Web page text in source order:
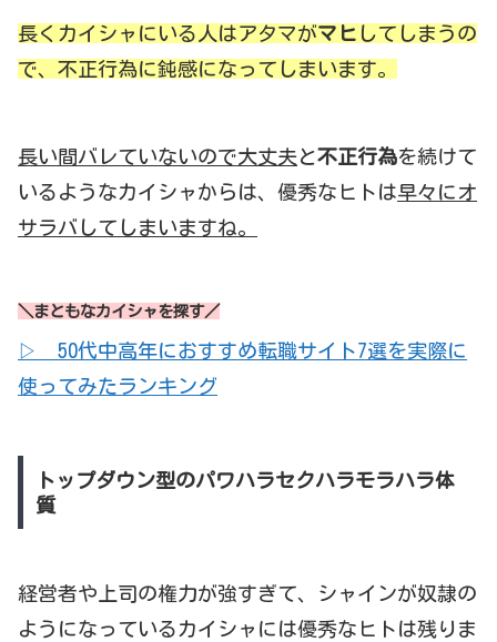
長くカイシャにいる人はアタマがマヒ してしまうの
で、不正行為に鈍感になってしまいます。
長い間バレていないので大丈夫と不正行為を続けて
いるようなカイシャからは、優秀なヒトは早々にオ
サラバしてしまいますね。
＼まともなカイシャを探す／
▷ 50代中高年におすすめ転職サイト7選を実際に
使ってみたランキング
トップダウン型のパワハラセクハラモラハラ体
質
経営者や上司の権力が強すぎて、シャインが奴隷の
ようになっているカイシャには優秀なヒトは残りま